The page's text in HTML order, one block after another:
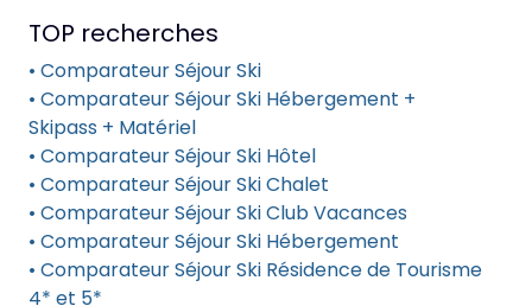
TOP recherches
• Comparateur Séjour Ski
• Comparateur Séjour Ski Hébergement +
Skipass + Matériel
• Comparateur Séjour Ski Hôtel
• Comparateur Séjour Ski Chalet
• Comparateur Séjour Ski Club Vacances
• Comparateur Séjour Ski Hébergement
• Comparateur Séjour Ski Résidence de Tourisme
4* et 5*